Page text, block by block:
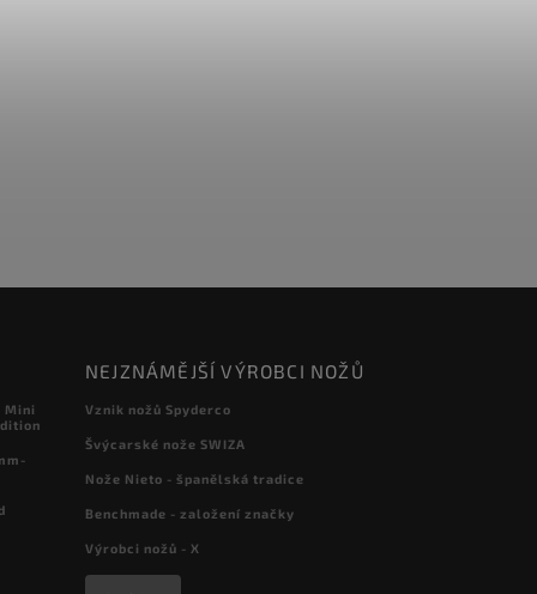
Mini
NEJZNÁMĚJŠÍ VÝROBCI NOŽŮ
Vznik nožů Spyderco
Švýcarské nože SWIZA
Nože Nieto - španělská tradice
Benchmade - založení značky
Výrobci nožů - X